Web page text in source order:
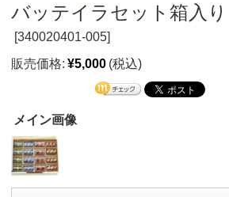
バッテイラセット箱入
[340020401-005]
販売価格: ¥5,000 (税込)
メイン画像